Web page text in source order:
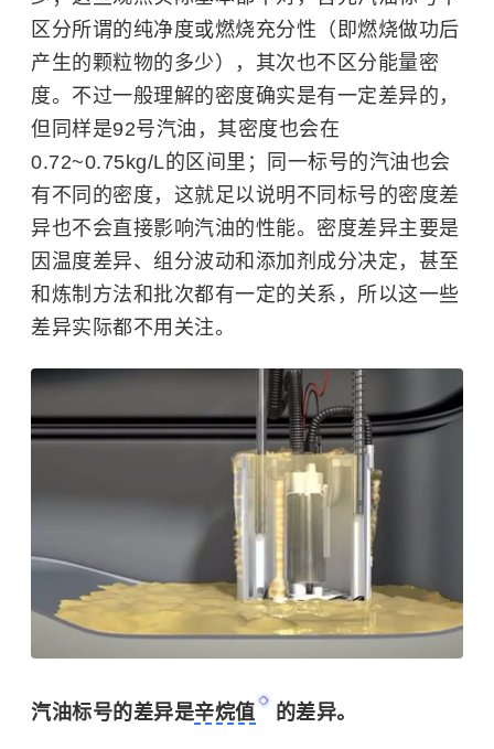
区分所谓的纯净度或燃烧充分性（即燃烧做功后
产生的颗粒物的多少），其次也不区分能量密
度。不过一般理解的密度确实是有一定差异的，
但同样是92号汽油，其密度也会在
0.72~0.75kg/L的区间里；同一标号的汽油也会
有不同的密度，这就足以说明不同标号的密度差
异也不会直接影响汽油的性能。密度差异主要是
因温度差异、组分波动和添加剂成分决定，甚至
和炼制方法和批次都有一定的关系，所以这一些
差异实际都不用关注。
汽油标号的差异是辛烷值 的差异。